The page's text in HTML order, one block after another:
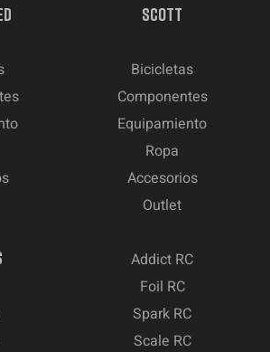
SCOTT
Bicicletas
Componentes
Equipamiento
Ropa
Accesorios
Outlet
Addict RC
Foil RC
Spark RC
Scale RC